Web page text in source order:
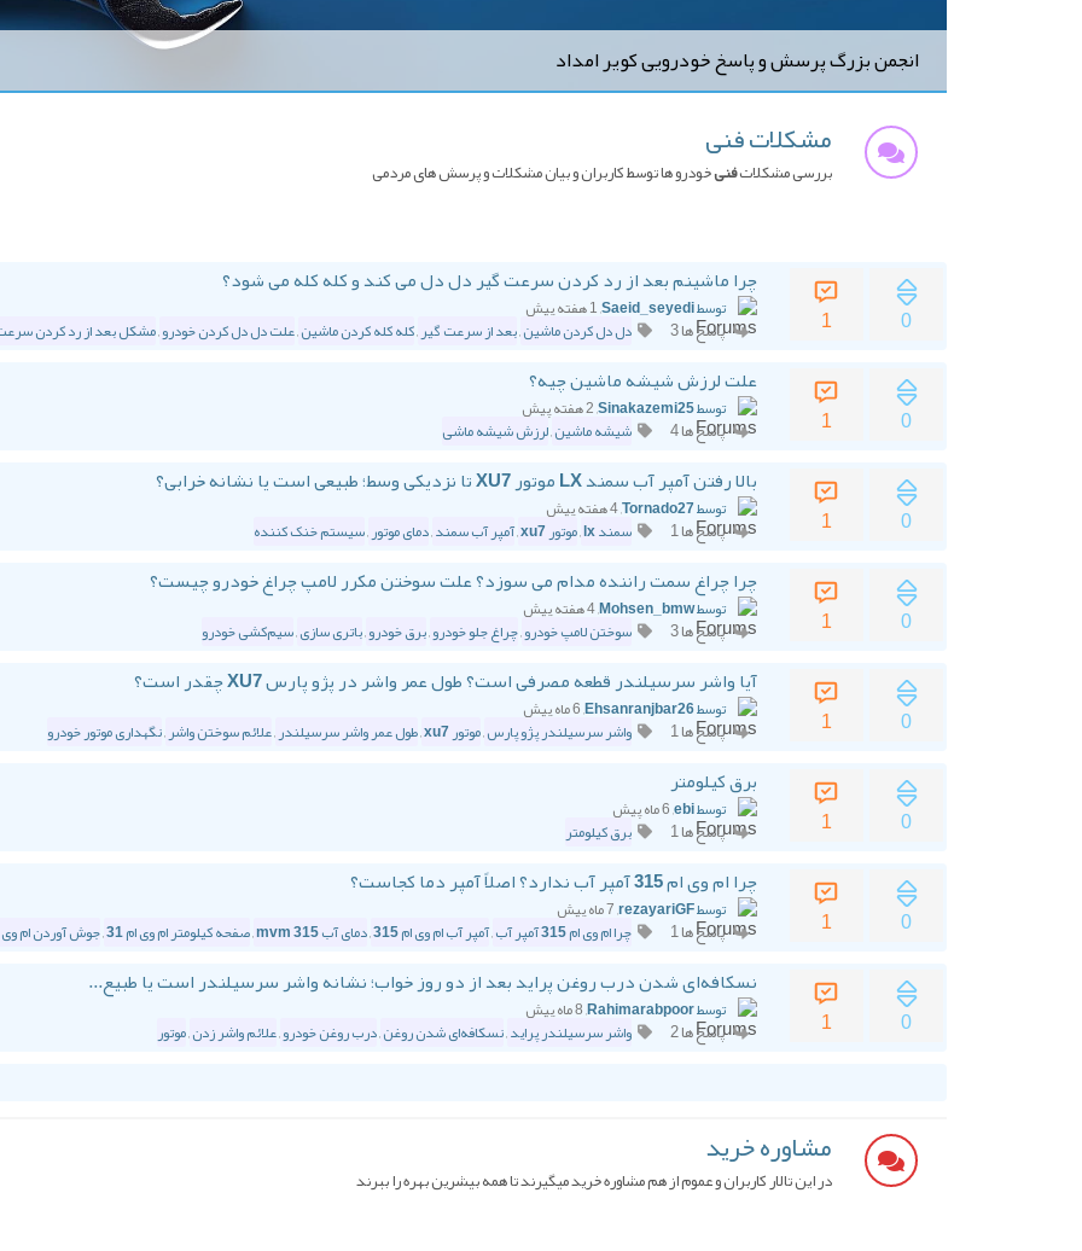
انجمن بزرگ پرسش و پاسخ خودرویی کویر امداد
مشکلات فنی
بررسی مشکلاتفنیخودرو ها توسط کاربران و بیان مشکلات و پرسش های مردمی
0
1
چرا ماشینم بعد از رد کردن سرعت گیر دل دل می کند و کله کله می شود؟
توسط Saeid_seyedi , 1 هفته پیش
پاسخ ها 3 دل دل کردن ماشین,بعد از سرعت گیر,کله کله کردن ماشین,علت دل دل کردن خودرو,مشکل بعد از رد کردن
0
1
علت لرزش شیشه ماشین چیه؟
توسط Sinakazemi25 , 2 هفته پیش
پاسخ ها 4 شیشه ماشین,لرزش شیشه ماشی
0
1
بالا رفتن آمپر آب سمند LX موتور XU7 تا نزدیکی وسط؛ طبیعی است یا نشانه خرابی؟
توسط Tornado27 , 4 هفته پیش
پاسخ ها 1 سمند lx ,موتور xu7 ,آمپر آب سمند,دمای موتور,سیستم خنک کننده
0
1
چرا چراغ سمت راننده مدام می‌ سوزد؟ علت سوختن مکرر لامپ چراغ خودرو چیست؟
توسط Mohsen_bmw , 4 هفته پیش
پاسخ ها 3 سوختن لامپ خودرو,چراغ جلو خودرو,برق خودرو,باتری سازی,سیم‌کشی خودرو
0
1
آیا واشر سرسیلندر قطعه مصرفی است؟ طول عمر واشر در پژو پارس XU7 چقدر است؟
توسط Ehsanranjbar26 , 6 ماه پیش
پاسخ ها 1 واشر سرسیلندر پژو پارس,موتور xu7 ,طول عمر واشر سرسیلندر,علائم سوختن واشر,نگهداری موتور خودرو
0
1
برق کیلومتر
توسط ebi , 6 ماه پیش
پاسخ ها 1 برق کیلومتر
0
1
چرا ام وی ام 315 آمپر آب ندارد؟ اصلاً آمپر دما کجاست؟
توسط rezayariGF , 7 ماه پیش
پاسخ ها 1 چرا ام وی ام 315 آمپر آب ,آمپر آب ام وی ام 315 ,دمای آب mvm 315 ,صفحه کیلومتر ام وی ام 31 ,جوش آوردن ام وی ام
0
1
نسکافه‌ای شدن درب روغن پراید بعد از دو روز خواب؛ نشانه واشر سرسیلندر است یا طبیع...
توسط Rahimarabpoor , 8 ماه پیش
پاسخ ها 2 واشر سرسیلندر پراید,نسکافه‌ای شدن روغن,درب روغن خودرو,علائم واشر زدن,موتور
مشاوره خرید
در این تالار کاربران و عموم از هم مشاوره خرید میگیرند تا همه بیشرین بهره را ببرند